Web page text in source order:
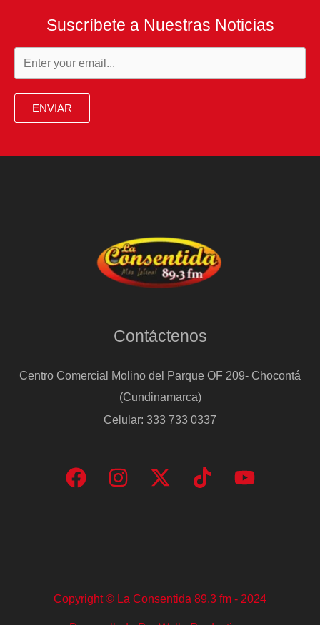
Suscríbete a Nuestras Noticias
ENVIAR
Contáctenos
Centro Comercial Molino del Parque OF 209- Chocontá
(Cundinamarca)
Celular: 333 733 0337
Copyright © La Consentida 89.3 fm - 2024